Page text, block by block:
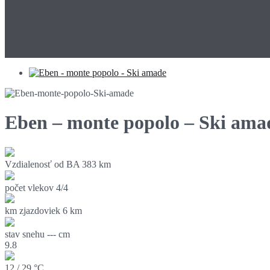
Eben – monte popolo – Ski
Vzdialenosť od BA 383 km
počet vlekov 4/4
km zjazdoviek 6 km
stav snehu --- cm
9.8
12 / 29 °C